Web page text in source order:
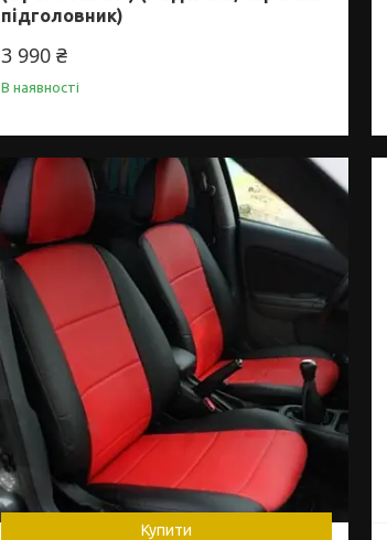
підголовник)
3 990 ₴
В наявності
Купити